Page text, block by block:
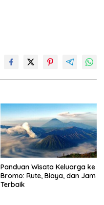
Panduan Wisata Keluarga ke
Bromo: Rute, Biaya, dan Jam
Terbaik